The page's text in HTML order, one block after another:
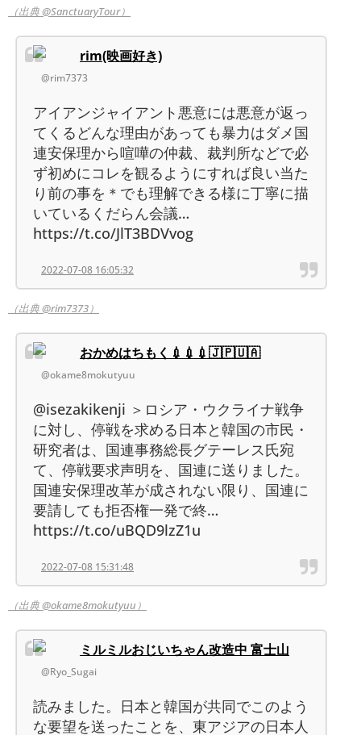
（出典 @SanctuaryTour）
rim(映画好き)
@rim7373
アイアンジャイアント悪意には悪意が返っ
てくるどんな理由があっても暴力はダメ国
連安保理から喧嘩の仲裁、裁判所などで必
ず初めにコレを観るようにすれば良い当た
り前の事を＊でも理解できる様に丁寧に描
いているくだらん会議…
https://t.co/JlT3BDVvog
2022-07-08 16:05:32
（出典 @rim7373）
おかめはちもく💉💉💉🇯🇵🇺🇦
@okame8mokutyuu
@isezakikenji ＞ロシア・ウクライナ戦争
に対し、停戦を求める日本と韓国の市民・
研究者は、国連事務総長グテーレス氏宛
て、停戦要求声明を、国連に送りました。
国連安保理改革が成されない限り、国連に
要請しても拒否権一発で終…
https://t.co/uBQD9lzZ1u
2022-07-08 15:31:48
（出典 @okame8mokutyuu）
ミルミルおじいちゃん改造中 富士山
@Ryo_Sugai
読みました。日本と韓国が共同でこのよう
な要望を送ったことを、東アジアの日本人